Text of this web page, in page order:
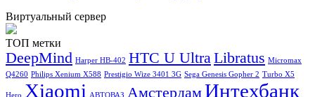
Виртуальный сервер
ТОП метки
DeepMind Harper HB-402 HTC U UltraLibratus Micromax
Q4260 Philips Xenium X588 Prestigio Wize 3401 3G Sega Genesis Gopher 2 Turbo X5
Hero Xiaomi АВТОВАЗ АмстердамИнтехбанк